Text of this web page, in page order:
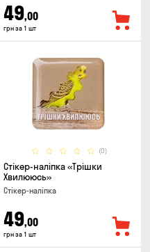
49,00
грн за 1 шт
(0)
Стікер-наліпка «Трішки
Хвилююсь»
Стікер-наліпка
49,00
грн за 1 шт